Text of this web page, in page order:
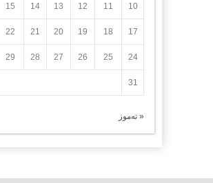
10
11
12
13
14
15
17
18
19
20
21
22
24
25
26
27
28
29
31
« تەموز